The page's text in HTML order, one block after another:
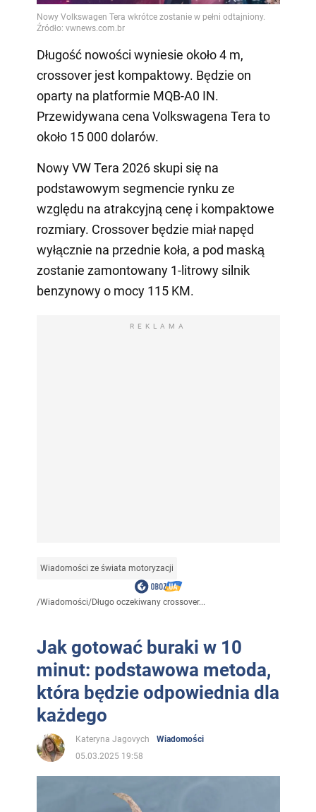
Długość nowości wyniesie około 4 m,
crossover jest kompaktowy. Będzie on
oparty na platformie MQB-A0 IN.
Przewidywana cena Volkswagena Tera to
około 15 000 dolarów.
Nowy VW Tera 2026 skupi się na
podstawowym segmencie rynku ze
względu na atrakcyjną cenę i kompaktowe
rozmiary. Crossover będzie miał napęd
wyłącznie na przednie koła, a pod maską
zostanie zamontowany 1-litrowy silnik
benzynowy o mocy 115 KM.
REKLAMA
Wiadomości ze świata motoryzacji
/Wiadomości/Długo oczekiwany crossover...
Jak gotować buraki w 10
minut: podstawowa metoda,
która będzie odpowiednia dla
każdego
Kateryna Jagovych
Wiadomości
05.03.2025 19:58